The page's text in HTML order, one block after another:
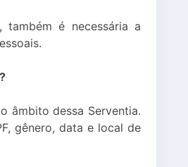
é necessária a
âmbito dessa Serventia.
gênero, data e local de